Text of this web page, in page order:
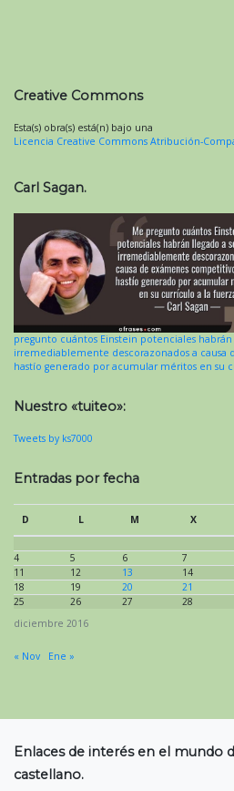
Creative Commons
Esta(s) obra(s) está(n) bajo una
Licencia Creative Commons Atribución-
Carl Sagan.
pregunto cuántos Einstein potenciales habrán
irremediablemente descorazonados a causa
hastío generado por acumular méritos en su
Nuestro «tuiteo»:
Tweets by ks7000
Entradas por fecha
diciembre 2016
D L M X
4
5 6 7
11
12 13 14
18
19 20 21
25
26 27 28
« Nov Ene »
Enlaces de interés en el mundo
castellano.